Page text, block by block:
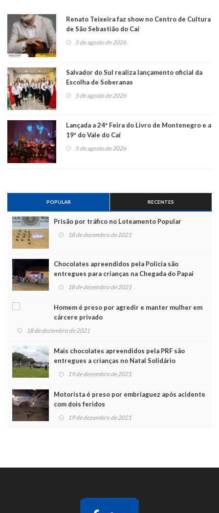
Renato Teixeira faz show no Centro de Cultura
de São Sebastião do Caí
5 de agosto de 2026
Salvador do Sul realiza lançamento oficial da
Escolha de Soberanas
5 de agosto de 2026
Lançada a 24ª Feira do Livro de Montenegro e a
19ª do Vale do Caí
5 de agosto de 2026
POPULAR RECENTES
Prisão por tráfico no Loteamento Popular
18 de dezembro de 2021
Chocolates apreendidos pela Polícia são
entregues para crianças na Chegada do Papai
Noel
18 de dezembro de 2021
Homem é preso por agredir e manter mulher em
cárcere privado
18 de dezembro de 2021
Mais chocolates apreendidos pela PRF são
entregues a crianças no Natal Solidário
19 de dezembro de 2021
Motorista é preso por embriaguez após acidente
com dois feridos
19 de dezembro de 2021